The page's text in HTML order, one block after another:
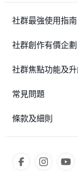
社群最強使用指南
社群創作有價企劃
社群焦點功能及升
常見問題
條款及細則